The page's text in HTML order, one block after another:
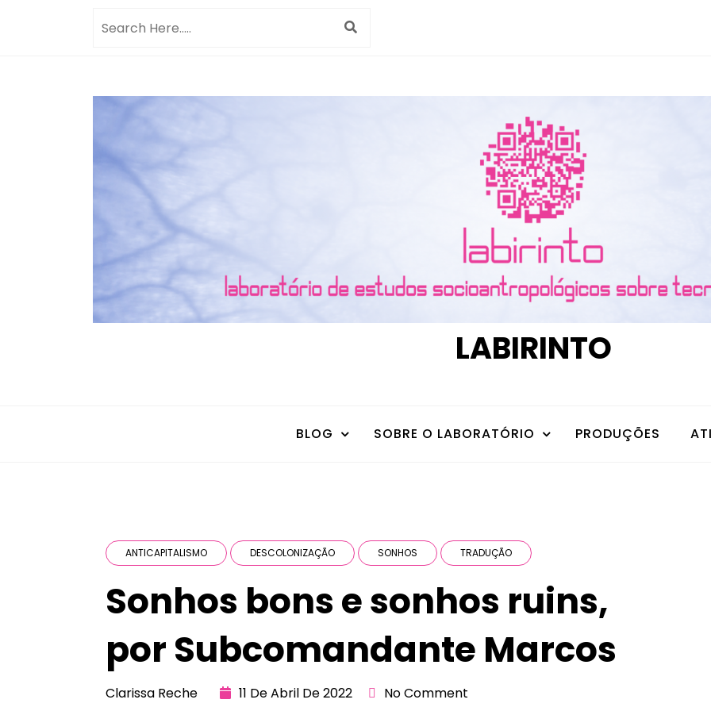
LABIRINTO
BLOG SOBRE O LABORATÓRIO PRODUÇÕES
ANTICAPITALISMO DESCOLONIZAÇÃO SONHOS TRADUÇÃO
Sonhos bons e sonhos ruins,
por Subcomandante Marcos
Clarissa Reche 11 De Abril De 2022 No Comment